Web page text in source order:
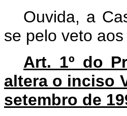
Ouvida, a
se pelo veto
Art. 1º do
altera o inciso
setembro de